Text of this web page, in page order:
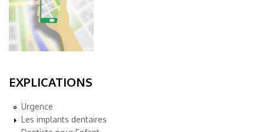
EXPLICATIONS
Urgence
Les implants dentaires